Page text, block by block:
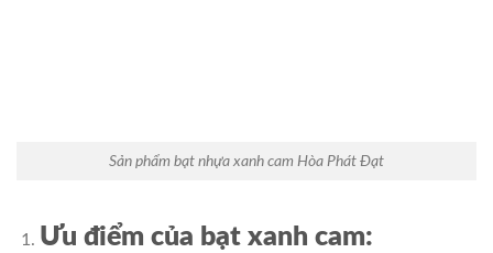
Sản phẩm bạt nhựa xanh cam Hòa Phát Đạt
Ưu điểm của bạt xanh cam: